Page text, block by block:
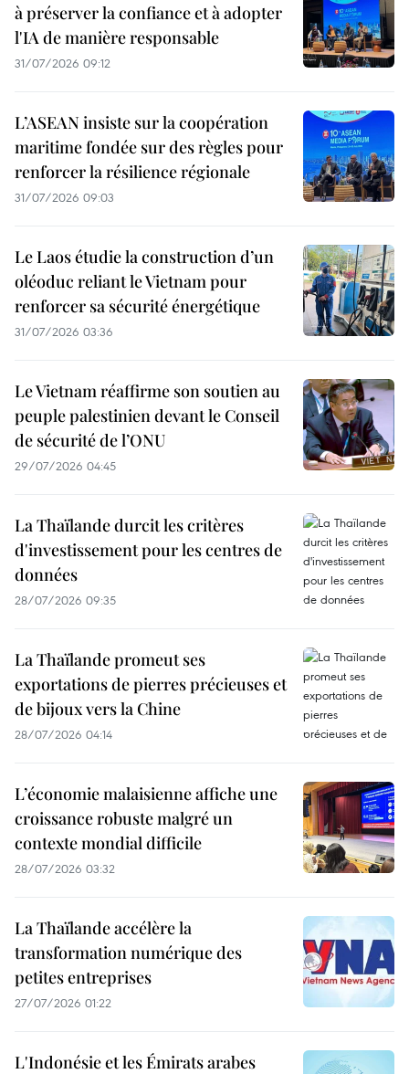
à préserver la confiance et à adopter
l'IA de manière responsable
31/07/2026 09:12
L’ASEAN insiste sur la coopération
maritime fondée sur des règles pour
renforcer la résilience régionale
31/07/2026 09:03
Le Laos étudie la construction d’un
oléoduc reliant le Vietnam pour
renforcer sa sécurité énergétique
31/07/2026 03:36
Le Vietnam réaffirme son soutien au
peuple palestinien devant le Conseil
de sécurité de l’ONU
29/07/2026 04:45
La Thaïlande durcit les critères
d'investissement pour les centres de
données
28/07/2026 09:35
La Thaïlande promeut ses
exportations de pierres précieuses et
de bijoux vers la Chine
28/07/2026 04:14
L’économie malaisienne affiche une
croissance robuste malgré un
contexte mondial difficile
28/07/2026 03:32
La Thaïlande accélère la
transformation numérique des
petites entreprises
27/07/2026 01:22
L'Indonésie et les Émirats arabes